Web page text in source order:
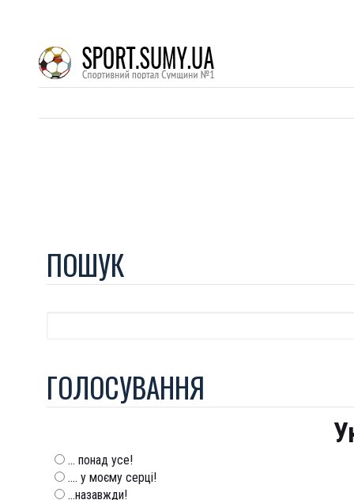
ПОШУК
ГОЛОСУВАННЯ
... понад усе!
.... у моєму серці!
...назавжди!